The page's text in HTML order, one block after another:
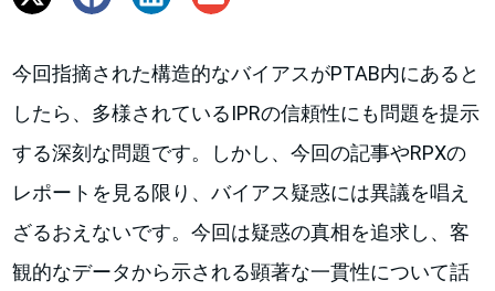
今回指摘された構造的なバイアスがPTAB内にあると
したら、多様されているIPRの信頼性にも問題を提示
する深刻な問題です。しかし、今回の記事やRPXの
レポートを見る限り、バイアス疑惑には異議を唱え
ざるおえないです。今回は疑惑の真相を追求し、客
観的なデータから示される顕著な一貫性について話